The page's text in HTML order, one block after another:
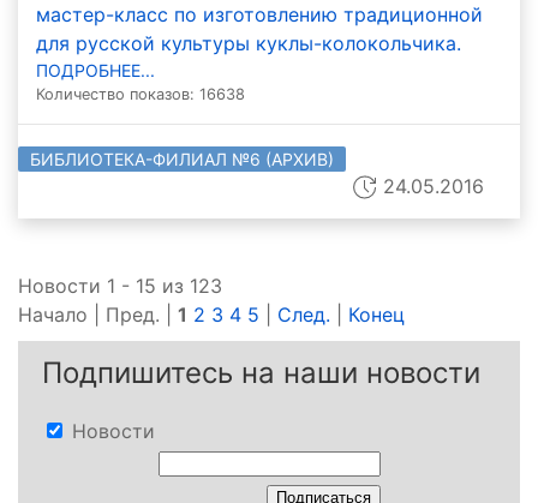
мастер-класс по изготовлению традиционной
для русской культуры куклы-колокольчика.
ПОДРОБНЕЕ...
Количество показов: 16638
БИБЛИОТЕКА-ФИЛИАЛ №6 (АРХИВ)
24.05.2016
Новости 1 - 15 из 123
Начало | Пред. | 1 2 3 4 5 След. Конец
Подпишитесь на наши новости
Новости